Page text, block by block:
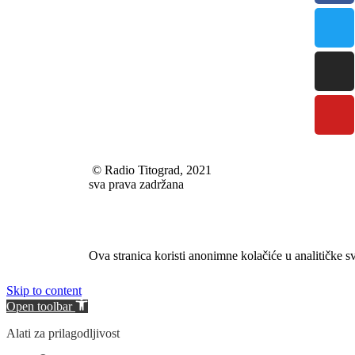
© Radio Titograd, 2021
sva prava zadržana
Ova stranica koristi anonimne kolačiće u analitičke
Skip to content
Open toolbar
Alati za prilagodljivost